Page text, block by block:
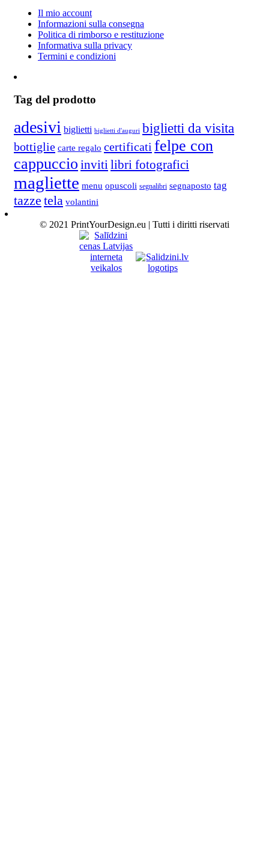
Il mio account
Informazioni sulla consegna
Politica di rimborso e restituzione
Informativa sulla privacy
Termini e condizioni
Tag del prodotto
adesivi biglietti biglietti d'auguri biglietti da visita
bottiglie carte regalo certificati felpe con
cappuccio invitilibri fotografici
magliette menu opuscoli segnalibri segnaposto tag
tazze tela volantini
© 2021 PrintYourDesign.eu | Tutti i diritti riservati